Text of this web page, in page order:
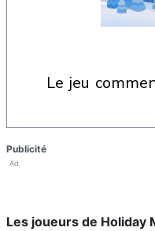
le jeu
Publicité
Ad
Les joueurs de Holiday